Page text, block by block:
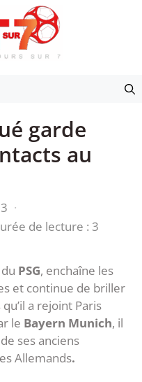
garde
au
·
de lecture : 3
PSG, enchaîne les
et continue de briller
a rejoint Paris
le Bayern Munich, il
ses anciens
Allemands.